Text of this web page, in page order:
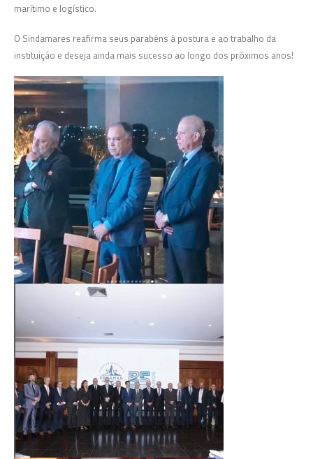
marítimo e logístico.
O Sindamares reafirma seus parabéns à postura e ao trabalho da
instituição e deseja ainda mais sucesso ao longo dos próximos anos!